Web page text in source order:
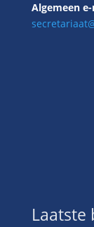
Algemeen
Laatste